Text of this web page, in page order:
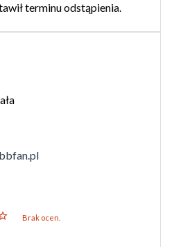
terminu odstąpienia.
Brak ocen.